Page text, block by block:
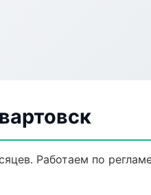
Работаем по